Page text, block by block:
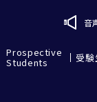
音
Prospective
Students 受験